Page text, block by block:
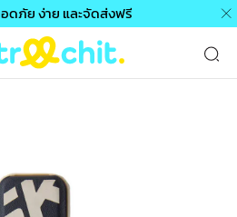
ดภัย ง่าย และจัดส่งฟรี